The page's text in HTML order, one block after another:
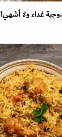
غداء ولا أشهي!